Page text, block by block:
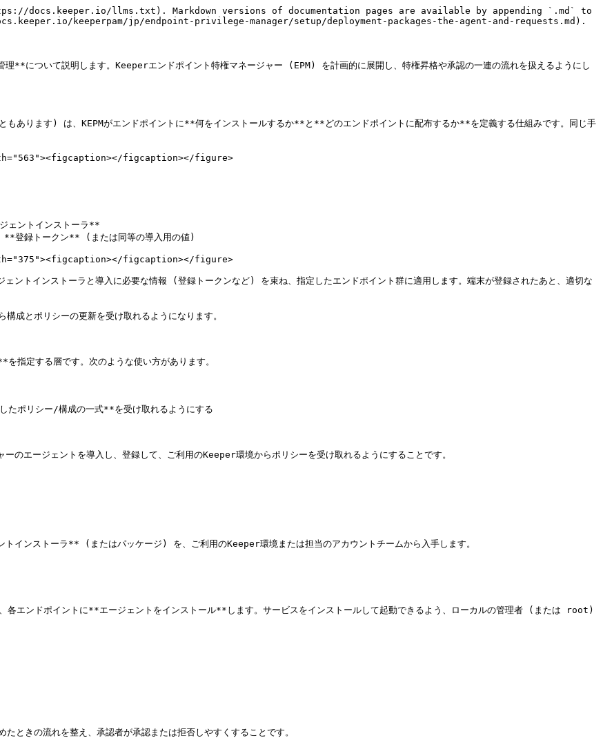
docs.keeper.io/llms.txt). Markdown versions of documentation pages are available by appending `.md` to
keeperpam/jp/endpoint-privilege-manager/setup/deployment-packages-the-agent-and-requests.md).
について説明します。Keeperエンドポイント特権マネージャー (EPM) を計画的に展開し、特権昇格や承認の一連の流れを扱えるようにし
ります) は、KEPMがエンドポイントに**何をインストールするか**と**どのエンドポイントに配布するか**を定義する仕組みです。同じ手
figcaption></figure>
ェントインストーラ**
登録トークン** (または同等の導入用の値)
figcaption></figure>
ントインストーラと導入に必要な情報 (登録トークンなど) を束ね、指定したエンドポイント群に適用します。端末が登録されたあと、適切な
成とポリシーの更新を受け取れるようになります。
指定する層です。次のような使い方があります。
たポリシー/構成の一式**を受け取れるようにする
エージェントを導入し、登録して、ご利用のKeeper環境からポリシーを受け取れるようにすることです。
ンストーラ** (またはパッケージ) を、ご利用のKeeper環境または担当のアカウントチームから入手します。
各エンドポイントに**エージェントをインストール**します。サービスをインストールして起動できるよう、ローカルの管理者 (または root)
ときの流れを整え、承認者が承認または拒否しやすくすることです。